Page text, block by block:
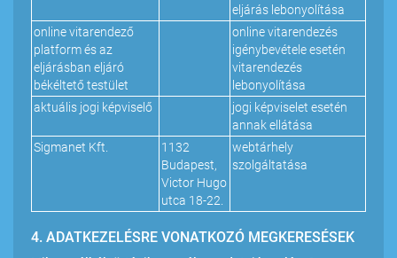
eljárás lebonyolítása
online vitarendező
platform és az
eljárásban eljáró
békéltető testület
online vitarendezés
igénybevétele esetén
vitarendezés
lebonyolítása
aktuális jogi képviselő
jogi képviselet esetén
annak ellátása
Sigmanet Kft.
1132
Budapest,
Victor Hugo
utca 18-22.
webtárhely
szolgáltatása
4. ADATKEZELÉSRE VONATKOZÓ MEGKERESÉSEK